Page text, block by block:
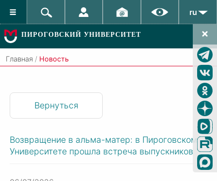
ru
ПИРОГОВСКИЙ УНИВЕРСИТЕТ
Главная / Новость
Возвращение в альма-матер: в Пироговском
Университете прошла встреча выпускников
Вернуться